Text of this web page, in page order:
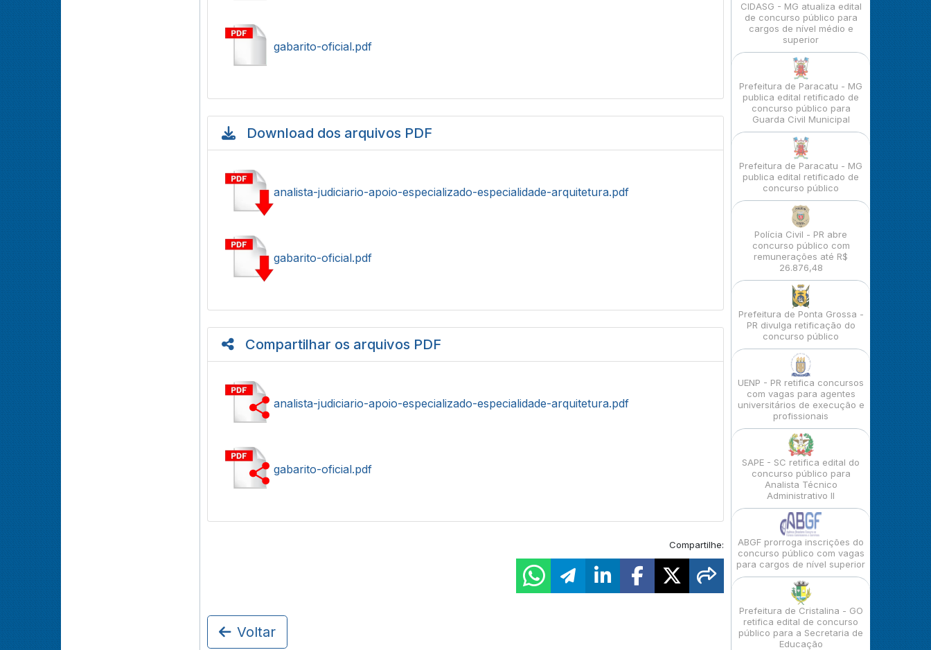
gabarito-oficial.pdf
Download dos arquivos PDF
analista-judiciario-apoio-especializado-especialidade-arquitetura.pdf
gabarito-oficial.pdf
Compartilhar os arquivos PDF
analista-judiciario-apoio-especializado-especialidade-arquitetura.pdf
gabarito-oficial.pdf
Compartilhe:
Voltar
CIDASG - MG atualiza edital
de concurso público para
cargos de nível médio e
superior
Prefeitura de Paracatu - MG
publica edital retificado de
concurso público para
Guarda Civil Municipal
Prefeitura de Paracatu - MG
publica edital retificado de
concurso público
Polícia Civil - PR abre
concurso público com
remunerações até R$
26.876,48
Prefeitura de Ponta Grossa -
PR divulga retificação do
concurso público
UENP - PR retifica concursos
com vagas para agentes
universitários de execução e
profissionais
SAPE - SC retifica edital do
concurso público para
Analista Técnico
Administrativo II
ABGF prorroga inscrições do
concurso público com vagas
para cargos de nível superior
Prefeitura de Cristalina - GO
retifica edital de concurso
público para a Secretaria de
Educação